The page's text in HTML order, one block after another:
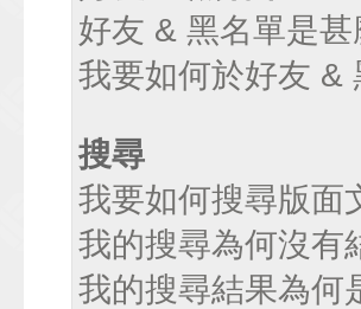
好友 & 黑名單是甚
我要如何於好友 &
搜尋
我要如何搜尋版面
我的搜尋為何沒有
我的搜尋結果為何